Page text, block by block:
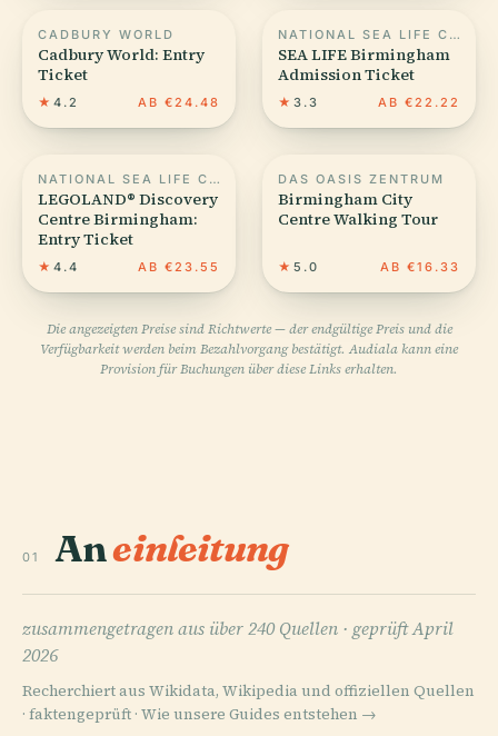
CADBURY WORLD
Cadbury World: Entry
Ticket
★ 4.2 AB €24.48
NATIONAL SEA LIFE CENTRE
SEA LIFE Birmingham
Admission Ticket
★ 3.3 AB €22.22
NATIONAL SEA LIFE CENTRE
LEGOLAND® Discovery
Centre Birmingham:
Entry Ticket
★ 4.4 AB €23.55
DAS OASIS ZENTRUM
Birmingham City
Centre Walking Tour
★ 5.0 AB €16.33
Die angezeigten Preise sind Richtwerte — der endgültige Preis und die
Verfügbarkeit werden beim Bezahlvorgang bestätigt. Audiala kann eine
Provision für Buchungen über diese Links erhalten.
01 Aneinleitung
zusammengetragen aus über 240 Quellen · geprüft April
2026
Recherchiert aus Wikidata, Wikipedia und offiziellen Quellen
· faktengeprüft · Wie unsere Guides entstehen →